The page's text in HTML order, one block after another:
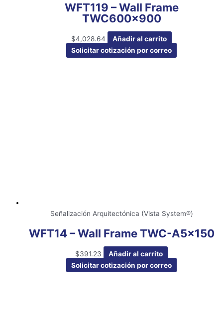
WFT119 – Wall Frame
TWC600x900
$4,028.64
Añadir al carrito
Solicitar cotización por correo
Señalización Arquitectónica (Vista System®)
WFT14 – Wall Frame TWC-A5x150
$391.23
Añadir al carrito
Solicitar cotización por correo